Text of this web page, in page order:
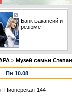
Банк вакансий и
резюме
> Музей семьи
Пн 10.08
Пионерская 144